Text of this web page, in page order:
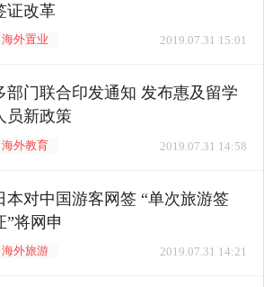
证改革
2019.07.31 15:01
海外置业
部门联合印发通知 发布惠及留学
员新政策
2019.07.31 14:58
海外教育
本对中国游客网签 “单次旅游签
”将网申
2019.07.31 14:21
海外旅游